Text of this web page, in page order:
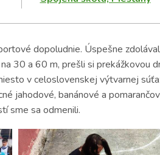
dopoludnie. Úspešne
30 a 60 m, prešli si prekážkovou
v celoslovenskej výtvarnej
jahodové, banánové a
sme sa odmenili.